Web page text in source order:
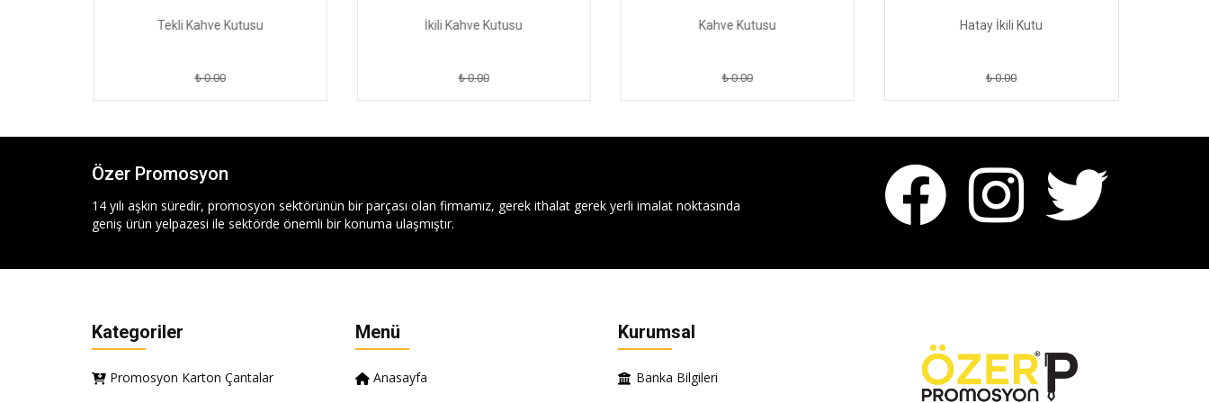
Tekli Kahve Kutusu
₺ 0.00
İkili Kahve Kutusu
₺ 0.00
Kahve Kutusu
₺ 0.00
Hatay İkili Kutu
₺ 0.00
Özer Promosyon
14 yılı aşkın süredir, promosyon sektörünün bir parçası olan firmamız, gerek ithalat gerek yerli imalat noktasında
geniş ürün yelpazesi ile sektörde önemli bir konuma ulaşmıştır.
Kategoriler
Promosyon Karton Çantalar
Menü
Anasayfa
Kurumsal
Banka Bilgileri